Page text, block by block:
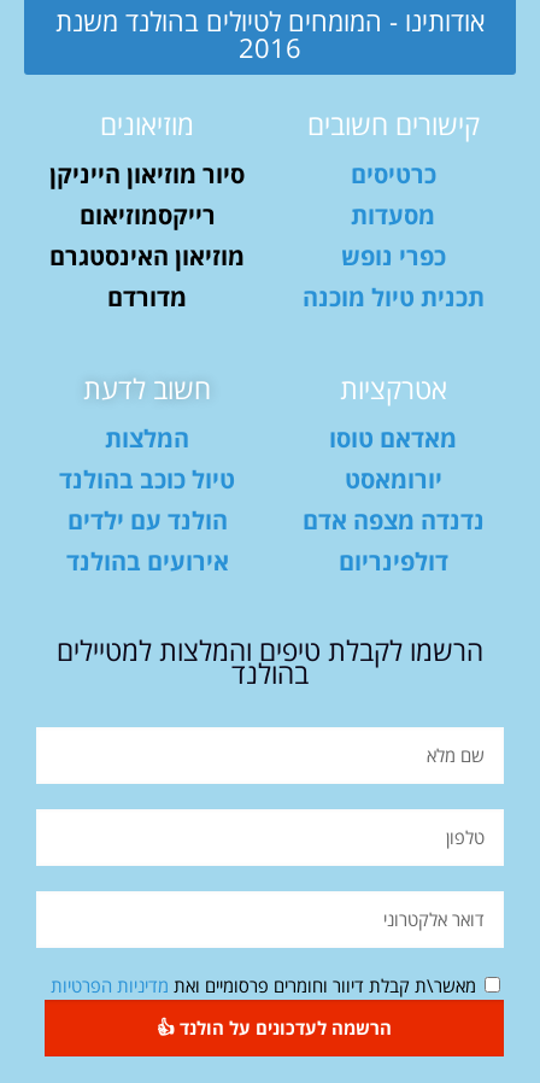
אודותינו - המומחים לטיולים בהולנד משנת
2016
קישורים חשובים
כרטיסים
מסעדות
כפרי נופש
תכנית טיול מוכנה
מוזיאונים
סיור מוזיאון הייניקן
רייקסמוזיאום
מוזיאון האינסטגרם
מדורדם
אטרקציות
מאדאם טוסו
יורומאסט
נדנדה מצפה אדם
דולפינריום
חשוב לדעת
המלצות
טיול כוכב בהולנד
הולנד עם ילדים
אירועים בהולנד
הרשמו לקבלת טיפים והמלצות למטיילים
בהולנד
מאשר\ת קבלת דיוור וחומרים פרסומיים ואת מדיניות הפרטיות
הרשמה לעדכונים על הולנד 👍